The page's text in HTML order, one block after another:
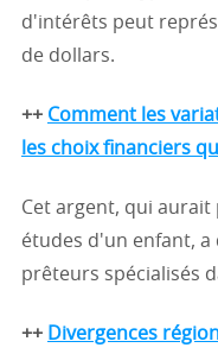
d'intérêts peut
de dollars.
++ Comment les
les choix financiers
Cet argent, qui
études d'un enfant, a
prêteurs spécialisés
++ Divergences